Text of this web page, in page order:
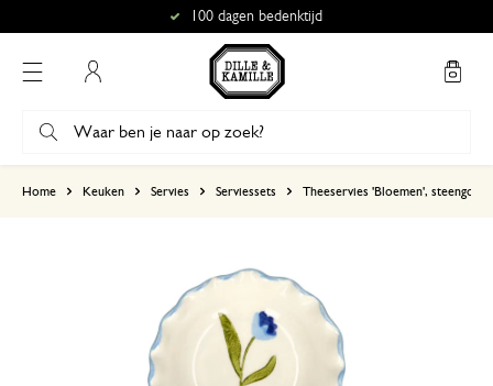
100 dagen bedenktijd
Home Keuken Servies Serviessets Theeservies 'Bloemen', steengoed
2